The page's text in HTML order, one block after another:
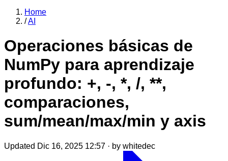
Home
/AI
Operaciones básicas de
NumPy para aprendizaje
profundo: +, -, *, /, **,
comparaciones,
sum/mean/max/min y axis
Updated Dic 16, 2025 12:57 · by whitedec